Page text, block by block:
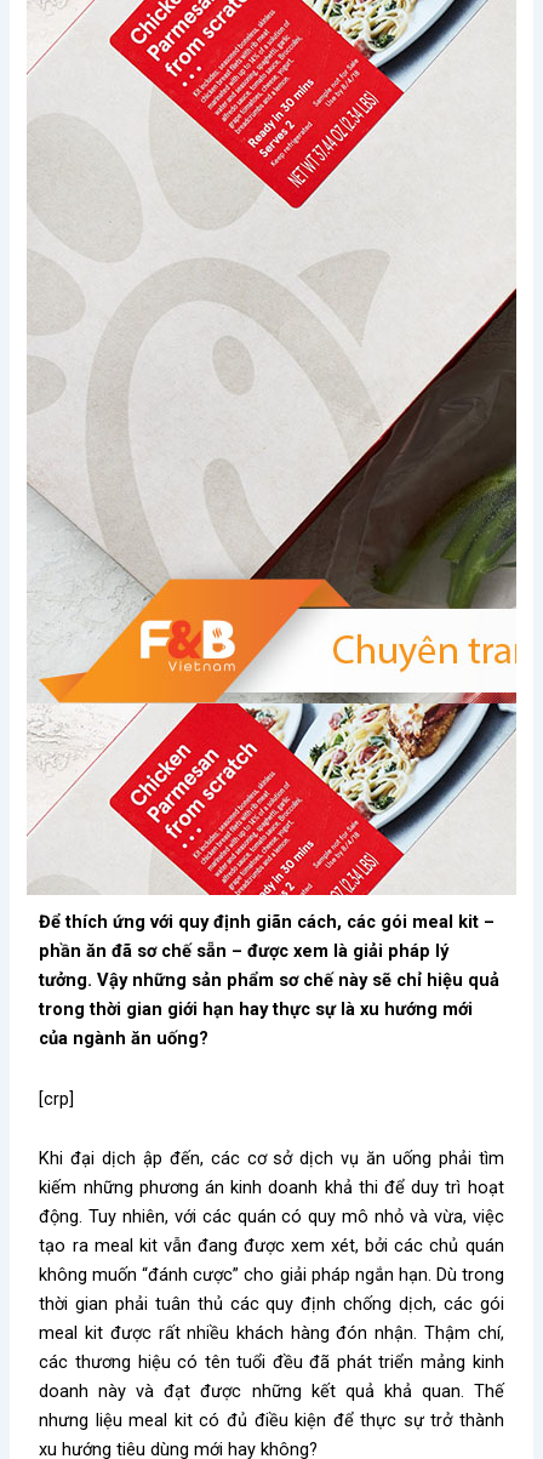
Để thích ứng với quy định giãn cách, các gói meal kit –
phần ăn đã sơ chế sẵn – được xem là giải pháp lý
tưởng. Vậy những sản phẩm sơ chế này sẽ chỉ hiệu quả
trong thời gian giới hạn hay thực sự là xu hướng mới
của ngành ăn uống?
[crp]
Khi đại dịch ập đến, các cơ sở dịch vụ ăn uống phải tìm
kiếm những phương án kinh doanh khả thi để duy trì hoạt
động. Tuy nhiên, với các quán có quy mô nhỏ và vừa, việc
tạo ra meal kit vẫn đang được xem xét, bởi các chủ quán
không muốn “đánh cược” cho giải pháp ngắn hạn. Dù trong
thời gian phải tuân thủ các quy định chống dịch, các gói
meal kit được rất nhiều khách hàng đón nhận. Thậm chí,
các thương hiệu có tên tuổi đều đã phát triển mảng kinh
doanh này và đạt được những kết quả khả quan. Thế
nhưng liệu meal kit có đủ điều kiện để thực sự trở thành
xu hướng tiêu dùng mới hay không?